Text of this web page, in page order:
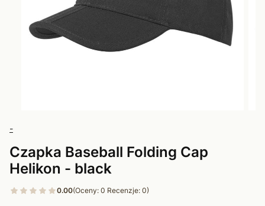
-
Czapka Baseball Folding Cap
Helikon - black
0.00(Oceny: 0 Recenzje: 0)